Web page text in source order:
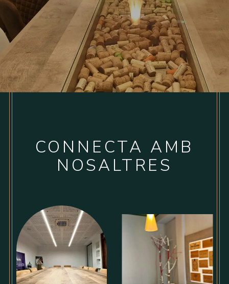
CONNECTA AMB
NOSALTRES